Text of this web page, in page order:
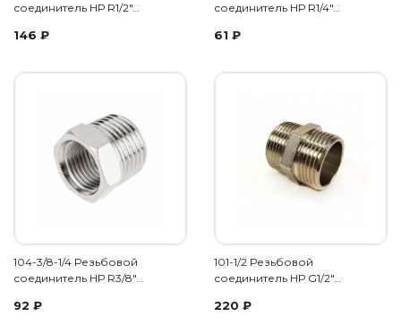
соединитель НР R1/2"…
146 ₽
соединитель НР R1/4"…
61 ₽
104-3/8-1/4 Резьбовой
соединитель НР R3/8"…
92 ₽
101-1/2 Резьбовой
соединитель НР G1/2"…
220 ₽